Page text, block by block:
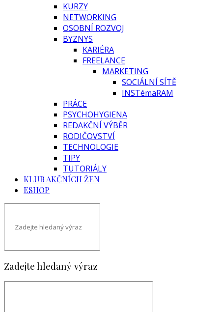
KURZY
NETWORKING
OSOBNÍ ROZVOJ
BYZNYS
KARIÉRA
FREELANCE
MARKETING
SOCIÁLNÍ SÍTĚ
INSTémaRAM
PRÁCE
PSYCHOHYGIENA
REDAKČNÍ VÝBĚR
RODIČOVSTVÍ
TECHNOLOGIE
TIPY
TUTORIÁLY
KLUB AKČNÍCH ŽEN
ESHOP
Zadejte hledaný výraz